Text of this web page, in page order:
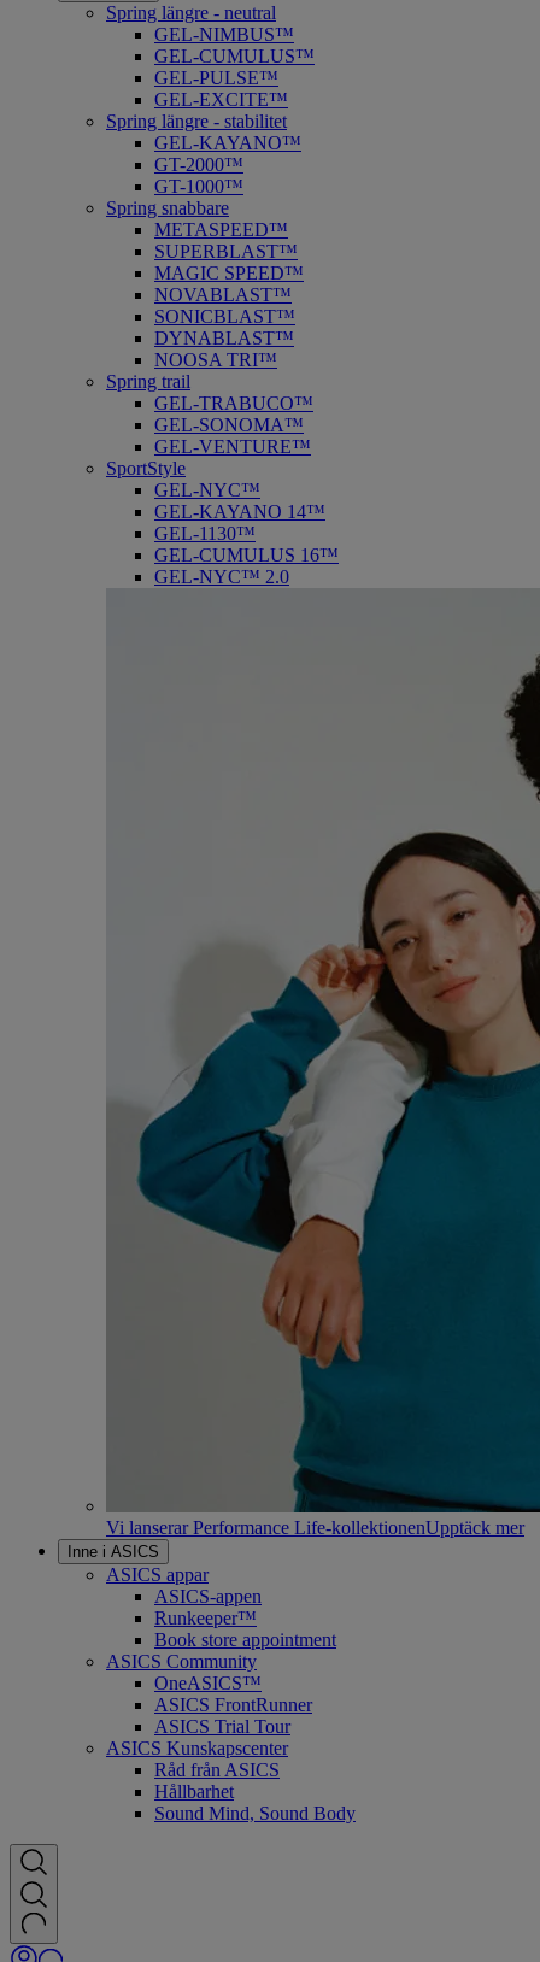
Spring längre - neutral
​GEL-NIMBUS™
GEL-CUMULUS™
GEL-PULSE™
GEL-EXCITE™
Spring längre - stabilitet
GEL-KAYANO™
GT-2000™
GT-1000™
Spring snabbare
METASPEED™
SUPERBLAST™
MAGIC SPEED™
NOVABLAST™
SONICBLAST™
DYNABLAST™
NOOSA TRI™
Spring trail
GEL-TRABUCO™
GEL-SONOMA™
GEL-VENTURE™
SportStyle
GEL-NYC™
GEL-KAYANO 14™
GEL-1130™
GEL-CUMULUS 16™
GEL-NYC™ 2.0
Vi lanserar Performance Life-kollektionenUpptäck mer
Inne i ASICS
ASICS appar
ASICS-appen
Runkeeper™
Book store appointment
ASICS Community
OneASICS™
ASICS FrontRunner
ASICS Trial Tour
ASICS Kunskapscenter
Råd från ASICS
Hållbarhet
Sound Mind, Sound Body